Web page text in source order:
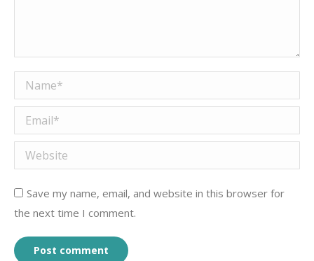
Name *
Email *
Website
Save my name, email, and website in this browser for
the next time I comment.
Post comment